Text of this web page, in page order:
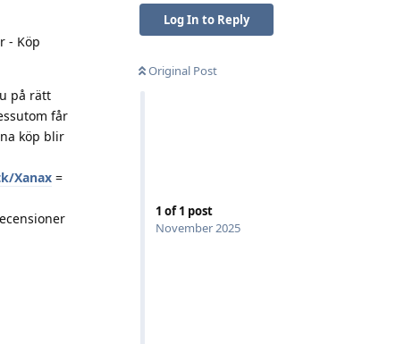
Log In to Reply
Original Post
1 of1 post
November 2025
- Köp
på rätt
får
köp blir
Xanax =